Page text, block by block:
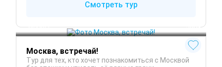
Смотреть тур
Москва Зима
Москва, встречай!
Тур для тех, кто хочет познакомиться с Москвой